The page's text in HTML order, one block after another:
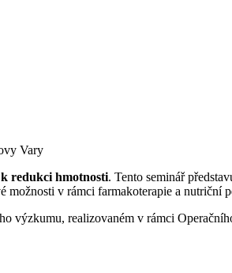
Vary
k redukci hmotnosti. Tento seminář
v rámci farmakoterapie a nutriční
výzkumu, realizovaném v rámci